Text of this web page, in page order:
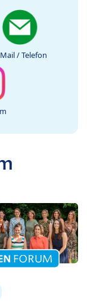
/ Telefon